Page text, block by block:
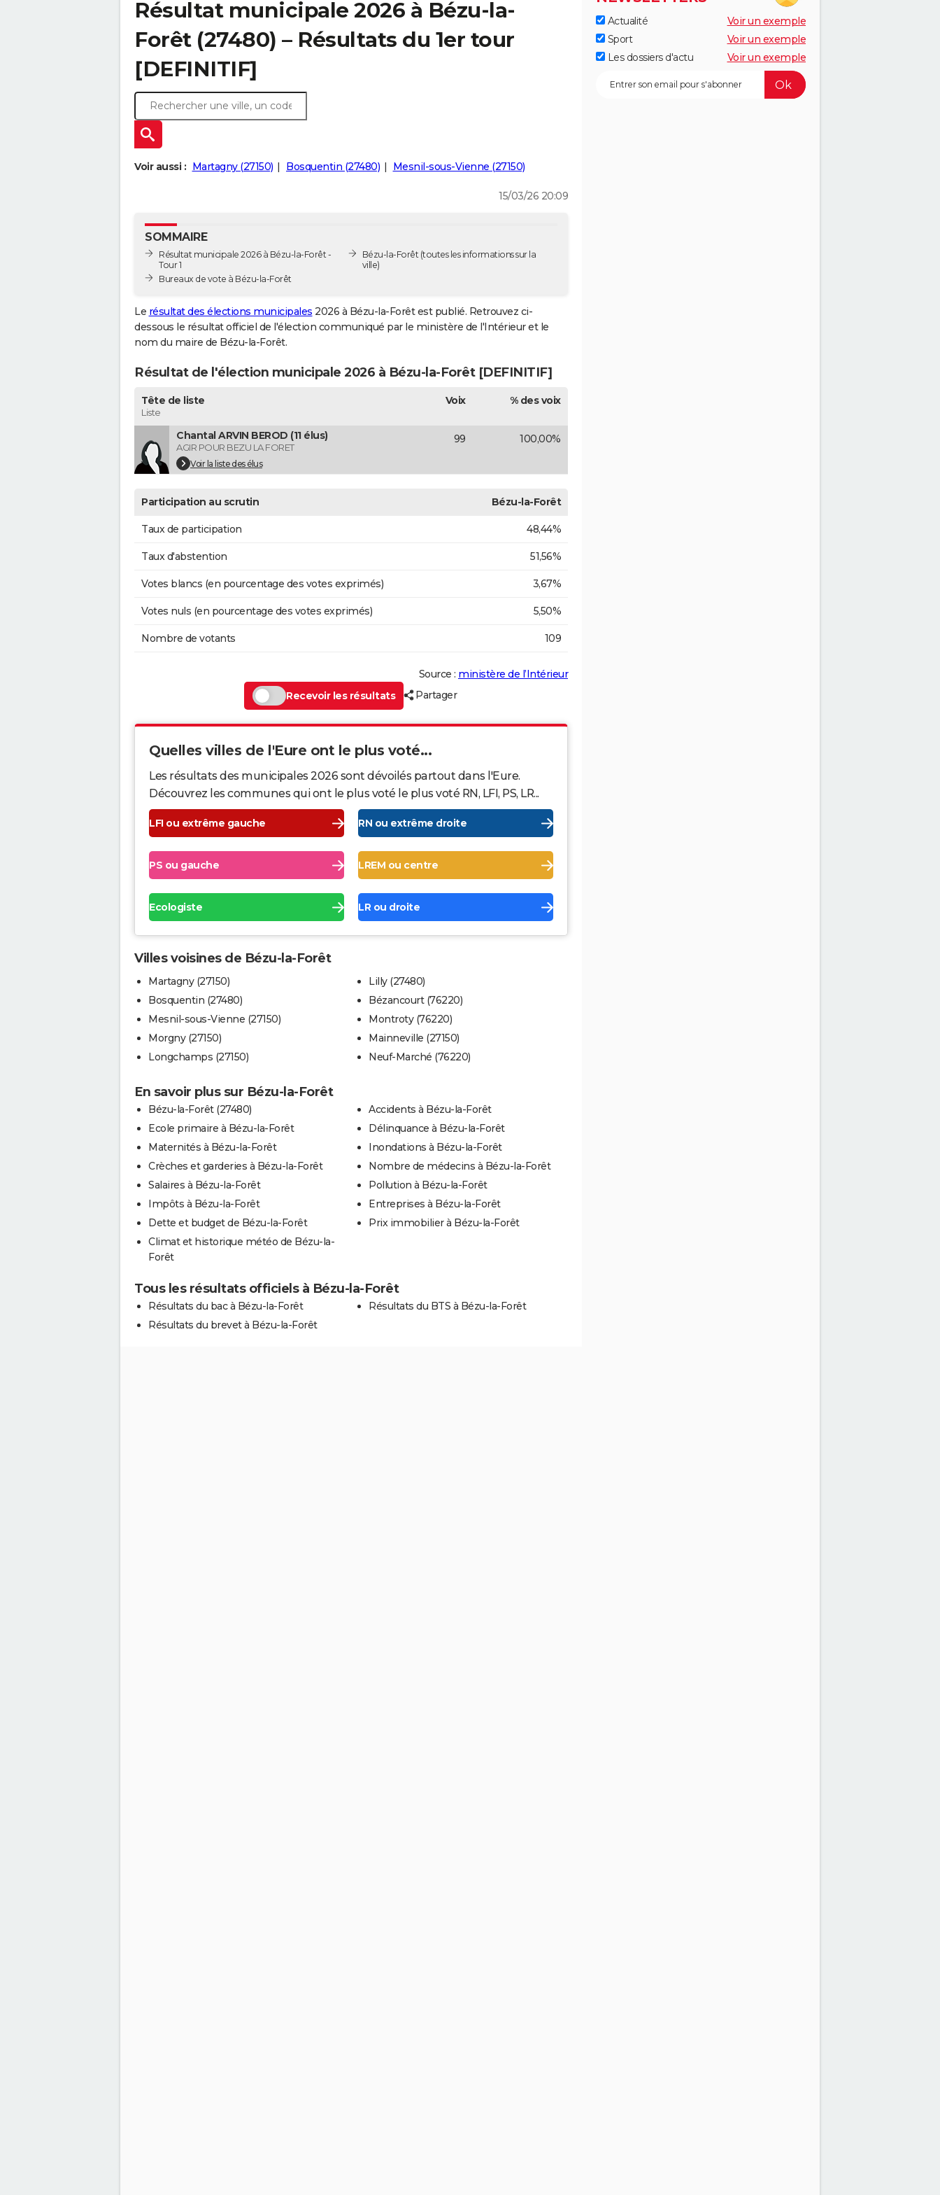
Résultat municipale 2026 à Bézu-la-
Forêt (27480) – Résultats du 1er tour
[DEFINITIF]
Voir aussi : Martagny (27150) Bosquentin (27480) Mesnil-sous-Vienne (27150)
15/03/26 20:09
SOMMAIRE
Résultat municipale 2026 à Bézu-la-Forêt -
Tour 1
Bureaux de vote à Bézu-la-Forêt
Bézu-la-Forêt (toutes les informations sur la
ville)
Le résultat des élections municipales 2026 à Bézu-la-Forêt est publié. Retrouvez ci-
dessous le résultat officiel de l'élection communiqué par le ministère de l'Intérieur et le
nom du maire de Bézu-la-Forêt.
Résultat de l'élection municipale 2026 à Bézu-la-Forêt [DEFINITIF]
Tête de liste
Liste
Voix % des voix
Chantal ARVIN BEROD (11 élus)
AGIR POUR BEZU LA FORET
Voir la liste des élus
99 100,00%
Participation au scrutin Bézu-la-Forêt
Taux de participation 48,44%
Taux d'abstention 51,56%
Votes blancs (en pourcentage des votes exprimés) 3,67%
Votes nuls (en pourcentage des votes exprimés) 5,50%
Nombre de votants 109
Source : ministère de l’Intérieur
Recevoir les résultats
Partager
Quelles villes de l'Eure ont le plus voté...
Les résultats des municipales 2026 sont dévoilés partout dans l'Eure.
Découvrez les communes qui ont le plus voté le plus voté RN, LFI, PS, LR...
LFI ou extrême gauche RN ou extrême droite
PS ou gauche LREM ou centre
Ecologiste LR ou droite
Villes voisines de Bézu-la-Forêt
Martagny (27150)
Bosquentin (27480)
Mesnil-sous-Vienne (27150)
Morgny (27150)
Longchamps (27150)
Lilly (27480)
Bézancourt (76220)
Montroty (76220)
Mainneville (27150)
Neuf-Marché (76220)
En savoir plus sur Bézu-la-Forêt
Bézu-la-Forêt (27480)
Ecole primaire à Bézu-la-Forêt
Maternités à Bézu-la-Forêt
Crèches et garderies à Bézu-la-Forêt
Salaires à Bézu-la-Forêt
Impôts à Bézu-la-Forêt
Dette et budget de Bézu-la-Forêt
Climat et historique météo de Bézu-la-
Forêt
Accidents à Bézu-la-Forêt
Délinquance à Bézu-la-Forêt
Inondations à Bézu-la-Forêt
Nombre de médecins à Bézu-la-Forêt
Pollution à Bézu-la-Forêt
Entreprises à Bézu-la-Forêt
Prix immobilier à Bézu-la-Forêt
Tous les résultats officiels à Bézu-la-Forêt
Résultats du bac à Bézu-la-Forêt
Résultats du brevet à Bézu-la-Forêt
Résultats du BTS à Bézu-la-Forêt
Actualité
Voir un exemple
Sport
Voir un exemple
Les dossiers d'actu
Voir un exemple